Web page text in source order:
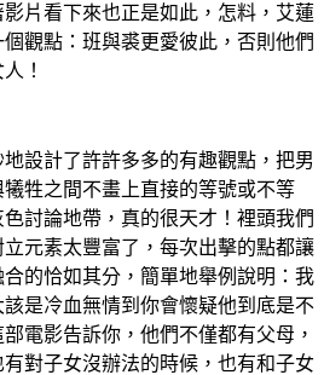
片看下來也正是如此，怎料，艾蓮
觀點：班與裘更愛彼此，否則他們
！
設計了許許多多的有趣觀點，把男
牲之間不畫上直接的等號或不等
討論地帶，真的很天才！裡頭我們
元素太豐富了，每次出擊的點都讓
的恰如其分，簡單地舉例說明：我
是冷血無情到你會懷疑他到底是不
電影告訴你，他們不僅都有父母，
對子女沒辦法的時候，也有和子女